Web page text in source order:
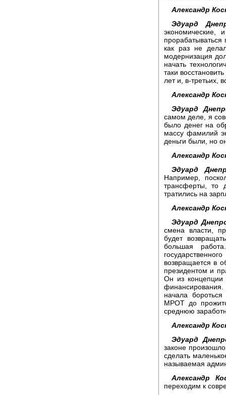
Александр
Эдуард
экономические,
как раз не
модернизация
начать
таки
лет и, в-третьих,
Александр
Эдуард
самом деле, я
было денег на
массу фамилий
деньги были, но
Александр
Эдуард
Например,
трансферты, то
тратились на
Александр
Эдуард
смена власти,
будет
большая
возвращается в
президентом и
Он из концепции
начала
МРОТ до
среднюю
Александр
Эдуард
законе
сделать
называемая
Александр
переходим к